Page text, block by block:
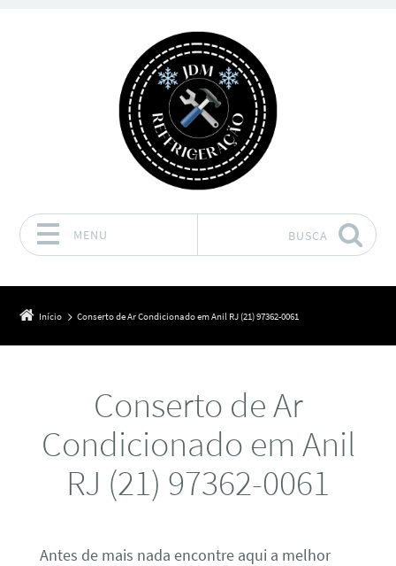
MENU BUSCA
Início Conserto de Ar Condicionado em Anil RJ (21) 97362-0061
Conserto de Ar
Condicionado em Anil
RJ (21) 97362-0061
Antes de mais nada encontre aqui a melhor